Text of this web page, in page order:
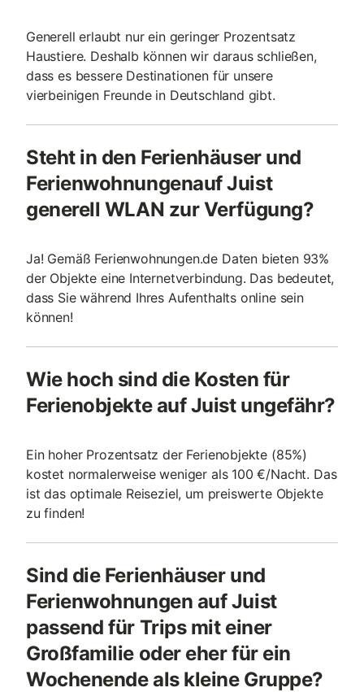
Generell erlaubt nur ein geringer Prozentsatz
Haustiere. Deshalb können wir daraus schließen,
dass es bessere Destinationen für unsere
vierbeinigen Freunde in Deutschland gibt.
Steht in den Ferienhäuser und
Ferienwohnungenauf Juist
generell WLAN zur Verfügung?
Ja! Gemäß Ferienwohnungen.de Daten bieten 93%
der Objekte eine Internetverbindung. Das bedeutet,
dass Sie während Ihres Aufenthalts online sein
können!
Wie hoch sind die Kosten für
Ferienobjekte auf Juist ungefähr?
Ein hoher Prozentsatz der Ferienobjekte (85%)
kostet normalerweise weniger als 100 €/Nacht. Das
ist das optimale Reiseziel, um preiswerte Objekte
zu finden!
Sind die Ferienhäuser und
Ferienwohnungen auf Juist
passend für Trips mit einer
Großfamilie oder eher für ein
Wochenende als kleine Gruppe?